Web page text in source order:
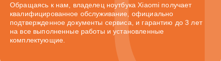
Обращаясь к нам, владелец ноутбука Xiaomi получает
квалифицированное обслуживание, официально
подтвержденное документы сервиса, и гарантию до 3 лет
на все выполненные работы и установленные
комплектующие.